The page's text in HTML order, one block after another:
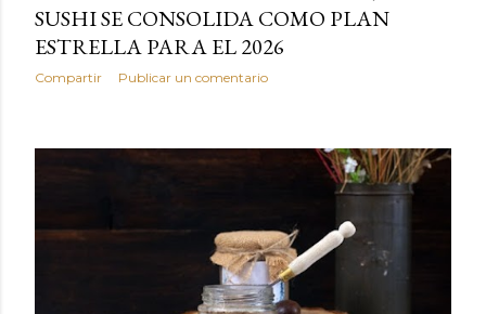
SUSHI SE CONSOLIDA COMO PLAN
ESTRELLA PARA EL 2026
Compartir Publicar un comentario